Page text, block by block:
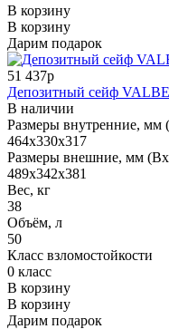
В корзину
В корзину
Дарим подарок
51 437р
Депозитный сейф
В наличии
Размеры внутренние,
464x330x317
Размеры внешние, мм
489x342x381
Вес, кг
38
Объём, л
50
Класс взломостойкости
0 класс
В корзину
В корзину
Дарим подарок